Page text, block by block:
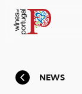
NEWS